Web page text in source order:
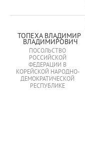
ТОПЕХА ВЛАДИМИР
ВЛАДИМИРОВИЧ
ПОСОЛЬСТВО
РОССИЙСКОЙ
ФЕДЕРАЦИИ В
КОРЕЙСКОЙ НАРОДНО-
ДЕМОКРАТИЧЕСКОЙ
РЕСПУБЛИКЕ